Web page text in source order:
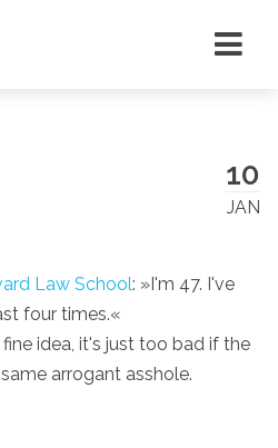
10
JAN
Law School: »I'm 47. I've
four times.«
idea, it's just too bad if the
arrogant asshole.